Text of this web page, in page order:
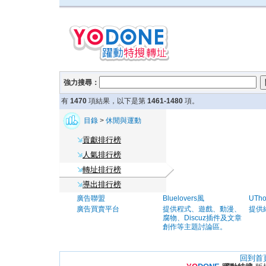
強力搜尋：
有 1470 項結果，以下是第 1461-1480 項。
目錄 > 休閒與運動
貢獻排行榜
人氣排行榜
轉址排行榜
導出排行榜
廣告聯盟
廣告買賣平台
Bluelovers風
提供程式、遊戲、動漫、
腐物、Discuz插件及文章
創作等主題討論區。
提供
回到首